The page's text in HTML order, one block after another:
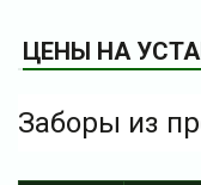
ЦЕНЫ НА
Заборы из